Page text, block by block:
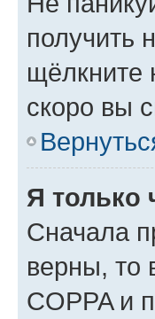
получить
щёлкните
скоро вы
Я только
Сначала
верны, то
COPPA и